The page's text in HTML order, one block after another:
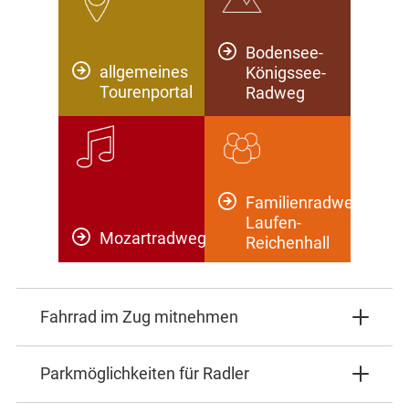
allgemeines
Tourenportal
Bodensee-
Königssee-
Radweg
Mozartradweg
Familienradweg
Laufen-
Reichenhall
Fahrrad im Zug mitnehmen
Parkmöglichkeiten für Radler